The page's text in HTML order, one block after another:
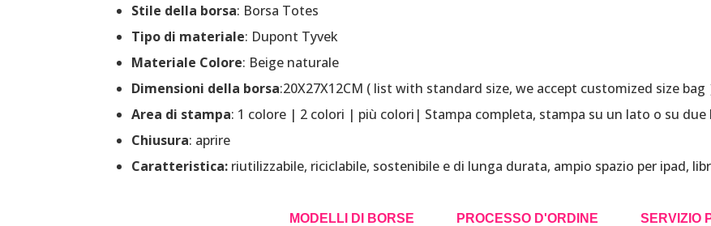
Stile della borsa: Borsa Totes
Tipo di materiale: Dupont Tyvek
Materiale Colore: Beige naturale
Dimensioni della borsa:20X27X12CM ( list with standard size, we accept customized size bag
Area di stampa: 1 colore | 2 colori | più colori| Stampa completa, stampa su un lato o su due
Chiusura: aprire
Caratteristica: riutilizzabile, riciclabile, sostenibile e di lunga durata, ampio spazio per ipad,
MODELLI DI BORSE PROCESSO D'ORDINE SERVIZIO